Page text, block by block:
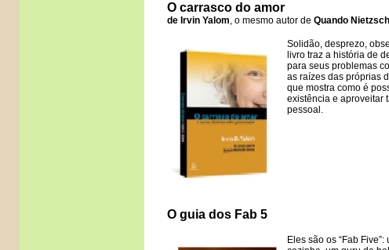
O carrasco do amor
de Irvin Yalom, o mesmo autor de Quando
Solidão, desprezo,
livro traz a história de
para seus problemas
as raízes das próprias
que mostra como é
existência e aproveitar
pessoal.
O guia dos Fab 5
Eles são os “Fab